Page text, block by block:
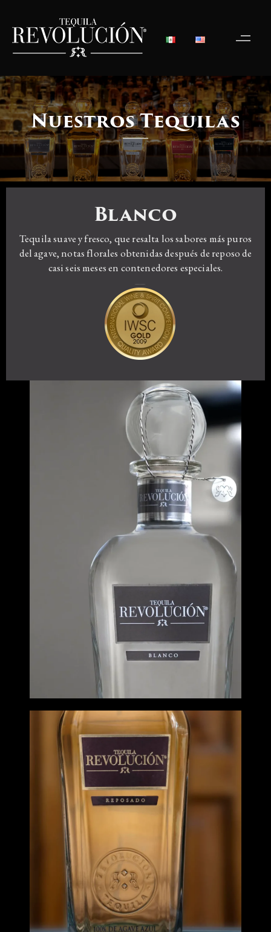
Nuestros Tequilas
Blanco
Tequila suave y fresco, que resalta los sabores más puros
del agave, notas florales obtenidas después de reposo de
casi seis meses en contenedores especiales.